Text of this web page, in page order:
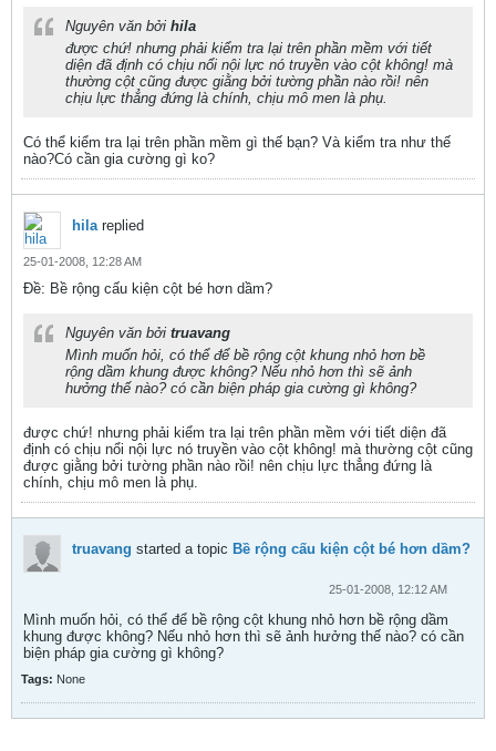
Nguyên văn bởi hila
được chứ! nhưng phải kiểm tra lại trên phần mềm với tiết
diện đã định có chịu nổi nội lực nó truyền vào cột không! mà
thường cột cũng được giằng bởi tường phần nào rồi! nên
chịu lực thẳng đứng là chính, chịu mô men là phụ.
Có thể kiểm tra lại trên phần mềm gì thế bạn? Và kiểm tra như thế
nào?Có cần gia cường gì ko?
hilareplied
25-01-2008, 12:28 AM
Ðề: Bề rộng cấu kiện cột bé hơn dầm?
Nguyên văn bởi truavang
Mình muốn hỏi, có thể để bề rộng cột khung nhỏ hơn bề
rộng dầm khung được không? Nếu nhỏ hơn thì sẽ ảnh
hưởng thế nào? có cần biện pháp gia cường gì không?
được chứ! nhưng phải kiểm tra lại trên phần mềm với tiết diện đã
định có chịu nổi nội lực nó truyền vào cột không! mà thường cột cũng
được giằng bởi tường phần nào rồi! nên chịu lực thẳng đứng là
chính, chịu mô men là phụ.
truavang started a topic Bề rộng cấu kiện cột bé hơn dầm?
25-01-2008, 12:12 AM
Mình muốn hỏi, có thể để bề rộng cột khung nhỏ hơn bề rộng dầm
khung được không? Nếu nhỏ hơn thì sẽ ảnh hưởng thế nào? có cần
biện pháp gia cường gì không?
Tags: None